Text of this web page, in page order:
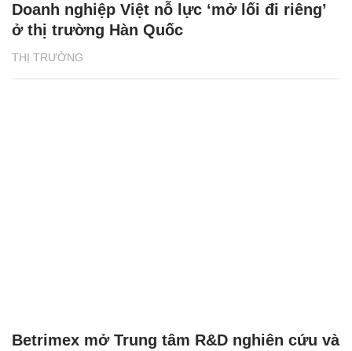
THỊ TRƯỜNG
Doanh nghiệp Việt nỗ lực ‘mở lối đi riêng’
ở thị trường Hàn Quốc
Betrimex mở Trung tâm R&D nghiên cứu và